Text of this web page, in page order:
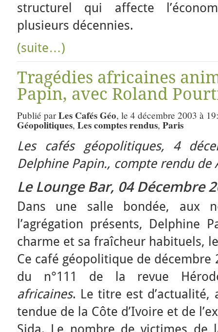
structurel qui affecte
plusieurs décennies.
(suite…)
Tragédies africaines
Papin, avec Roland
Publié parLes Cafés Géo, le 4 décembre 2003 à
Géopolitiques, Les comptes rendus, Paris
Les cafés géopolitiques, 4
Delphine Papin., compte rendu de
Le Lounge Bar, 04 Décembre
Dans une salle bondée, aux
l’agrégation présents, Delphine
charme et sa fraîcheur habituels,
Ce café géopolitique de décembre
du n°111 de la revue
africaines. Le titre est
tendue de la Côte d’Ivoire et de
Sida. Le nombre de victimes de